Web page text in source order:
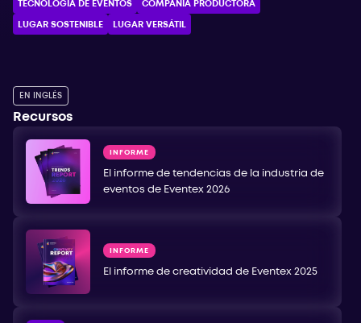
TECNOLOGÍA DE EVENTOS COMPAÑÍA PRODUCTORA
LUGAR SOSTENIBLE LUGAR VERSÁTIL
EN INGLÉS
Recursos
INFORME
El informe de tendencias de la industria de
eventos de Eventex 2026
INFORME
El informe de creatividad de Eventex 2025